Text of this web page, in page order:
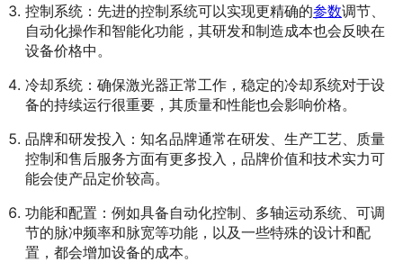
控制系统：先进的控制系统可以实现更精确的参数调节、
自动化操作和智能化功能，其研发和制造成本也会反映在
设备价格中。
冷却系统：确保激光器正常工作，稳定的冷却系统对于设
备的持续运行很重要，其质量和性能也会影响价格。
品牌和研发投入：知名品牌通常在研发、生产工艺、质量
控制和售后服务方面有更多投入，品牌价值和技术实力可
能会使产品定价较高。
功能和配置：例如具备自动化控制、多轴运动系统、可调
节的脉冲频率和脉宽等功能，以及一些特殊的设计和配
置，都会增加设备的成本。